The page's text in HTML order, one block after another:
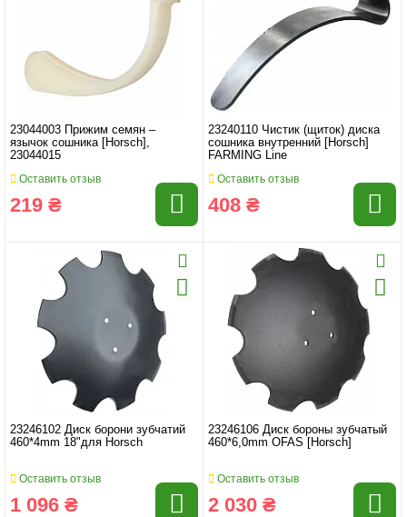
23044003 Прижим семян –
язычок сошника [Horsch],
23044015
Оставить отзыв
219 ₴
23240110 Чистик (щиток) диска
сошника внутренний [Horsch]
FARMING Line
Оставить отзыв
408 ₴
23246102 Диск борони зубчатий
460*4mm 18"для Horsch
Оставить отзыв
1 096 ₴
23246106 Диск бороны зубчатый
460*6,0mm OFAS [Horsch]
Оставить отзыв
2 030 ₴